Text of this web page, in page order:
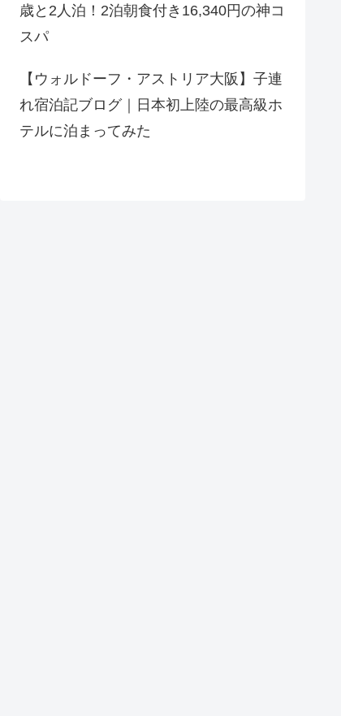
歳と2人泊！2泊朝食付き16,340円の神コ
スパ
【ウォルドーフ・アストリア大阪】子連
れ宿泊記ブログ｜日本初上陸の最高級ホ
テルに泊まってみた